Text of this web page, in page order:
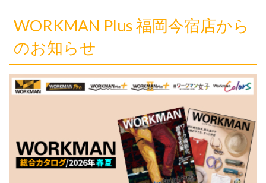
WORKMAN Plus 福岡今宿店から
のお知らせ